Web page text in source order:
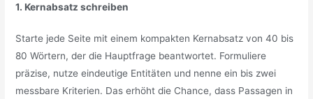
1. Kernabsatz schreiben
Starte jede Seite mit einem kompakten Kernabsatz von 40 bis
80 Wörtern, der die Hauptfrage beantwortet. Formuliere
präzise, nutze eindeutige Entitäten und nenne ein bis zwei
messbare Kriterien. Das erhöht die Chance, dass Passagen in